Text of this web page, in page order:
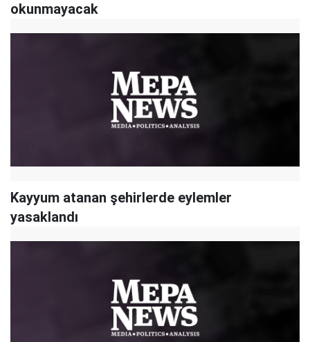
okunmayacak
Kayyum atanan şehirlerde eylemler
yasaklandı